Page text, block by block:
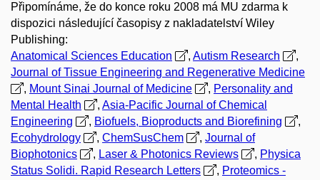
Připomínáme, že do konce roku 2008 má MU zdarma k
dispozici následující časopisy z nakladatelství Wiley
Publishing:
Anatomical Sciences Education
, Autism Research
,
Journal of Tissue Engineering and Regenerative Medicine
, Mount Sinai Journal of Medicine , Personality and
Mental Health
, Asia-Pacific Journal of Chemical
Engineering
, Biofuels, Bioproducts and Biorefining
,
Ecohydrology
, ChemSusChem , Journal of
Biophotonics
, Laser & Photonics Reviews , Physica
Status Solidi. Rapid Research Letters
, Proteomics -